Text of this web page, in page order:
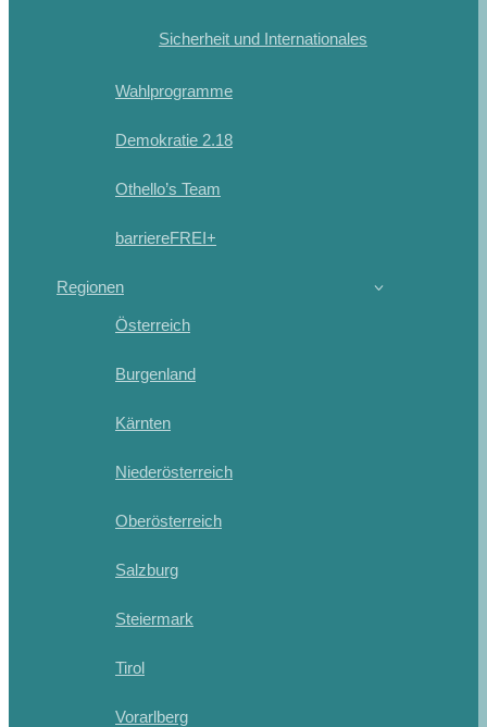
Sicherheit und Internationales
Wahlprogramme
Demokratie 2.18
Othello’s Team
barriereFREI+
Regionen
Österreich
Burgenland
Kärnten
Niederösterreich
Oberösterreich
Salzburg
Steiermark
Tirol
Vorarlberg